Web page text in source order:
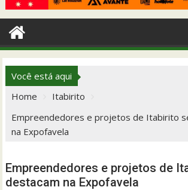
Você está aqui
Home
Itabirito
Empreendedores e projetos de Itabirito
na Expofavela
Empreendedores e projetos de
destacam na Expofavela